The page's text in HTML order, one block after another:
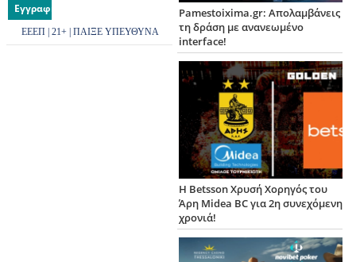
Εγγραφή
ΕΕΕΠ | 21+ | ΠΑΙΞΕ ΥΠΕΥΘΥΝΑ
Pamestoixima.gr: Απολαμβάνεις
τη δράση με ανανεωμένο
interface!
Η Betsson Χρυσή Χορηγός του
Άρη Midea BC για 2η συνεχόμενη
χρονιά!